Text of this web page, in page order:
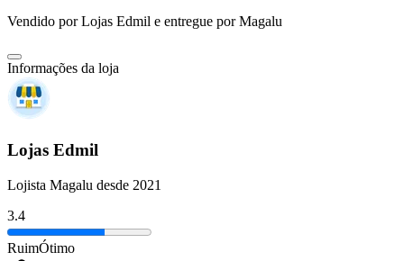
Vendido porLojas Edmil e entregue por Magalu
Informações da loja
Lojas Edmil
Lojista Magalu desde 2021
3.4
RuimÓtimo